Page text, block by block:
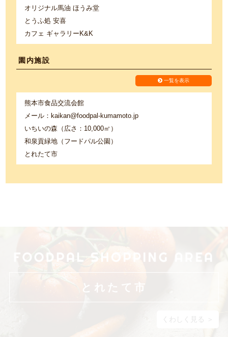
オリジナル馬油 ほうみ堂
とうふ処 安喜
カフェ ギャラリーK&K
園内施設
一覧を表示
熊本市食品交流会館
メール：kaikan@foodpal-kumamoto.jp
いちいの森（広さ：10,000㎡）
和泉貢緑地（フードパル公園）
とれたて市
とれたて市
くわしく見る ＞